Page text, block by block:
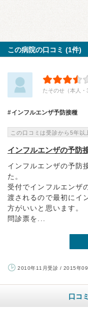
この病院の口コミ (1件)
たそのせ（本人・
インフルエンザ予防接種
この口コミは受診から5年以
インフルエンザの予防
インフルエンザの予防
た。
受付でインフルエンザ
渡されるので最初にイ
方がいいと思います。
問診票を...
2010年11月受診 / 2015年09
口コ